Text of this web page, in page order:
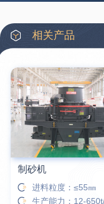
42分钟前 蒋先生
3分钟前 王先生留言
6分钟前 姚女士留言：
12分钟前 宋先生留
16分钟前 柳先生
相关产品
制砂机
进料粒度：≤55㎜
生产能力：12-